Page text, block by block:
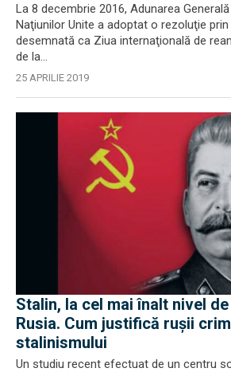
La 8 decembrie 2016, Adunarea
Naţiunilor Unite a adoptat o rezoluţie
desemnată ca Ziua internaţională de
de la...
25 APRILIE 2019
Stalin, la cel mai înalt nivel
Rusia. Cum justifică rușii
stalinismului
Un studiu recent efectuat de un centru